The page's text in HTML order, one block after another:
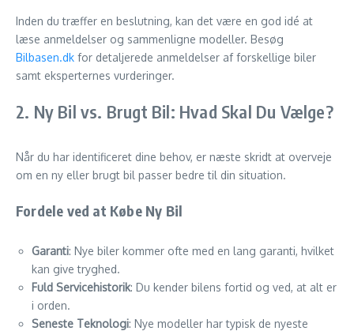
Inden du træffer en beslutning, kan det være en god idé at
læse anmeldelser og sammenligne modeller. Besøg
Bilbasen.dk for detaljerede anmeldelser af forskellige biler
samt eksperternes vurderinger.
2. Ny Bil vs. Brugt Bil: Hvad Skal Du Vælge?
Når du har identificeret dine behov, er næste skridt at overveje
om en ny eller brugt bil passer bedre til din situation.
Fordele ved at Købe Ny Bil
Garanti: Nye biler kommer ofte med en lang garanti, hvilket
kan give tryghed.
Fuld Servicehistorik: Du kender bilens fortid og ved, at alt er
i orden.
Seneste Teknologi: Nye modeller har typisk de nyeste